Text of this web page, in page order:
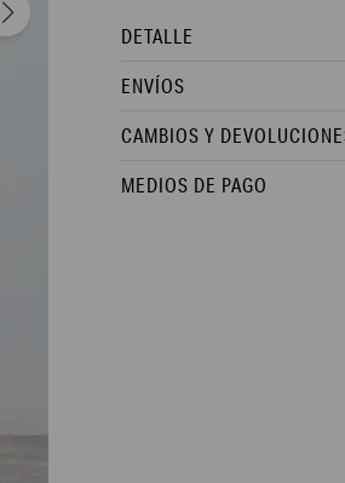
DETALLE
ENVÍOS
CAMBIOS Y
MEDIOS DE PAGO